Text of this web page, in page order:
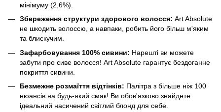
мінімуму (2,6%).
Збереження структури здорового волосся: Art Absolute
не шкодить волоссю, а навпаки, робить його більш м'яким
та блискучим.
Зафарбовування 100% сивини: Нарешті ви можете
забути про сиве волосся! Art Absolute гарантує бездоганне
покриття сивини.
Безмежне розмаїття відтінків: Палітра з більше ніж 100
нюансів на будь-який смак! Ви обов'язково знайдете
ідеальний насичений світлий блонд для себе.